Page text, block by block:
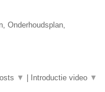
Onderhoudsplan,
▼ Introductie video ▼